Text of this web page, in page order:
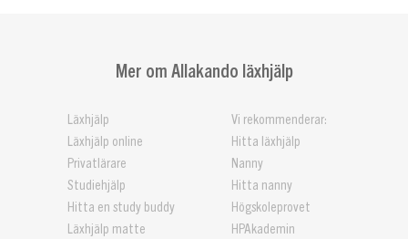
Mer om Allakando läxhjälp
Läxhjälp
Läxhjälp online
Privatlärare
Studiehjälp
Hitta en study buddy
Läxhjälp matte
Vi rekommenderar:
Hitta läxhjälp
Nanny
Hitta nanny
Högskoleprovet
HPAkademin